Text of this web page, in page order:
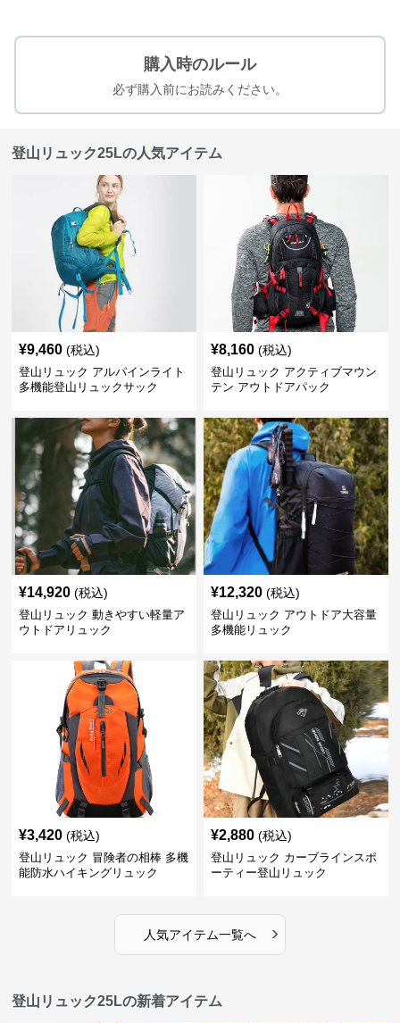
購入時のルール
必ず購入前にお読みください。
登山リュック25Lの人気アイテム
¥9,460 (税込)
登山リュック アルパインライト
多機能登山リュックサック
¥8,160 (税込)
登山リュック アクティブマウン
テン アウトドアパック
¥14,920 (税込)
登山リュック 動きやすい軽量ア
ウトドアリュック
¥12,320 (税込)
登山リュック アウトドア大容量
多機能リュック
¥3,420 (税込)
登山リュック 冒険者の相棒 多機
能防水ハイキングリュック
¥2,880 (税込)
登山リュック カーブラインスポ
ーティー登山リュック
人気アイテム一覧へ ›
登山リュック25Lの新着アイテム